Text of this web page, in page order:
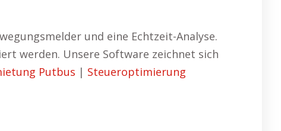
und eine Echtzeit-Analyse.
werden. Unsere Software zeichnet sich
Putbus | Steueroptimierung